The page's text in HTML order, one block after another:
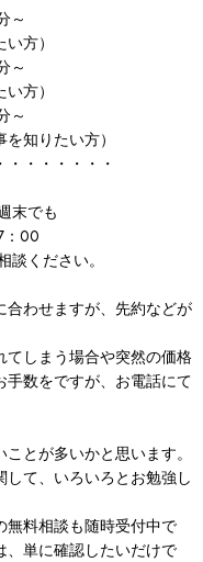
～
方）
～
方）
～
りたい方）
・・・・・・・
末でも
：00
談ください。
わせますが、先約などが
しまう場合や突然の価格
数をですが、お電話にて
とが多いかと思います。
て、いろいろとお勉強し
無料相談も随時受付中で
、単に確認したいだけで